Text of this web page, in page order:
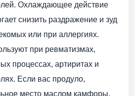
Охлаждающее действие
снизить раздражение и зуд
или при аллергиях.
при ревматизмах,
процессах, артиритах и
Если вас продуло,
место маслом камфоры.